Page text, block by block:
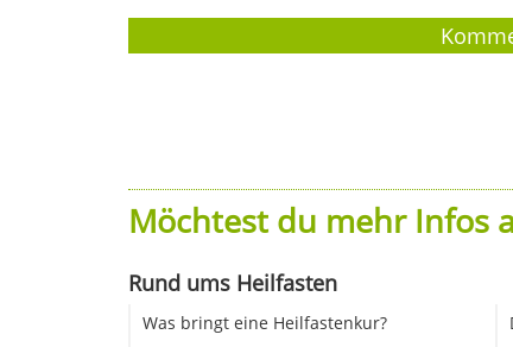
Möchtest du mehr Infos
Rund ums Heilfasten
Was bringt eine Heilfastenkur?